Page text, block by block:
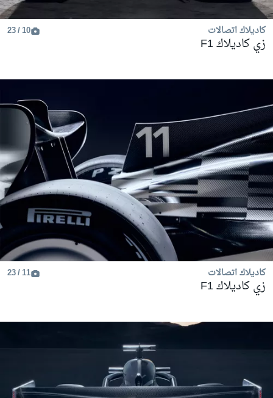
كاديلاك اتصالات 10 / 23
زي كاديلاك F1
كاديلاك اتصالات 11 / 23
زي كاديلاك F1